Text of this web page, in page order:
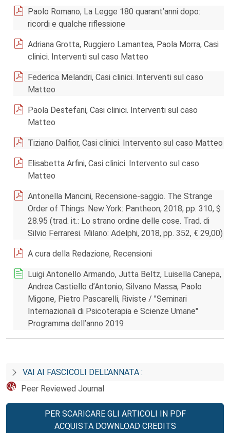
Paolo Romano, La Legge 180 quarant’anni dopo:
ricordi e qualche riflessione
Adriana Grotta, Ruggiero Lamantea, Paola Morra, Casi
clinici. Interventi sul caso Matteo
Federica Melandri, Casi clinici. Interventi sul caso
Matteo
Paola Destefani, Casi clinici. Interventi sul caso
Matteo
Tiziano Dalfior, Casi clinici. Intervento sul caso Matteo
Elisabetta Arfini, Casi clinici. Intervento sul caso
Matteo
Antonella Mancini, Recensione-saggio. The Strange
Order of Things. New York: Pantheon, 2018, pp. 310, $
28.95 (trad. it.: Lo strano ordine delle cose. Trad. di
Silvio Ferraresi. Milano: Adelphi, 2018, pp. 352, € 29,00)
A cura della Redazione, Recensioni
Luigi Antonello Armando, Jutta Beltz, Luisella Canepa,
Andrea Castiello d’Antonio, Silvano Massa, Paolo
Migone, Pietro Pascarelli, Riviste / "Seminari
Internazionali di Psicoterapia e Scienze Umane"
Programma dell’anno 2019
VAI AI FASCICOLI DELL’ANNATA :
Peer Reviewed Journal
PER SCARICARE GLI ARTICOLI IN PDF
ACQUISTA DOWNLOAD CREDITS